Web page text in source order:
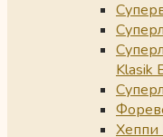
Klasik
Хеппи